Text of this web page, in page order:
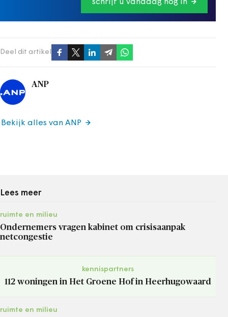
schrijf u vandaag nog in
Deel dit artikel
ANP
Bekijk alles van ANP
Lees meer
ruimte en milieu
Ondernemers vragen kabinet om crisisaanpak
netcongestie
kennispartners
112 woningen in Het Groene Hof in Heerhugowaard
ruimte en milieu